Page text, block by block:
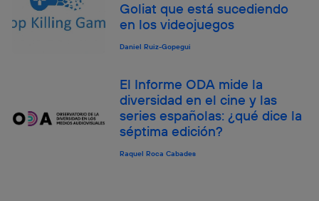
Goliat que está sucediendo
en los videojuegos
Daniel Ruiz-Gopegui
El Informe ODA mide la
diversidad en el cine y las
series españolas: ¿qué dice la
séptima edición?
Raquel Roca Cabades